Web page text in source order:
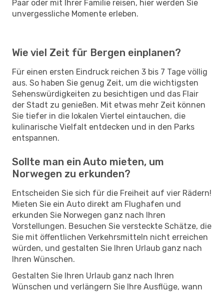
Paar oder mit Ihrer Familie reisen, hier werden Sie
unvergessliche Momente erleben.
Wie viel Zeit für Bergen einplanen?
Für einen ersten Eindruck reichen 3 bis 7 Tage völlig
aus. So haben Sie genug Zeit, um die wichtigsten
Sehenswürdigkeiten zu besichtigen und das Flair
der Stadt zu genießen. Mit etwas mehr Zeit können
Sie tiefer in die lokalen Viertel eintauchen, die
kulinarische Vielfalt entdecken und in den Parks
entspannen.
Sollte man ein Auto mieten, um
Norwegen zu erkunden?
Entscheiden Sie sich für die Freiheit auf vier Rädern!
Mieten Sie ein Auto direkt am Flughafen und
erkunden Sie Norwegen ganz nach Ihren
Vorstellungen. Besuchen Sie versteckte Schätze, die
Sie mit öffentlichen Verkehrsmitteln nicht erreichen
würden, und gestalten Sie Ihren Urlaub ganz nach
Ihren Wünschen.
Gestalten Sie Ihren Urlaub ganz nach Ihren
Wünschen und verlängern Sie Ihre Ausflüge, wann